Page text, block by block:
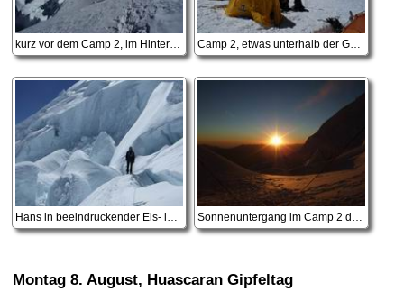
kurz vor dem Camp 2, im Hintergrund der Huascaran Norte
Montag 8. August, Huascaran Gipfeltag